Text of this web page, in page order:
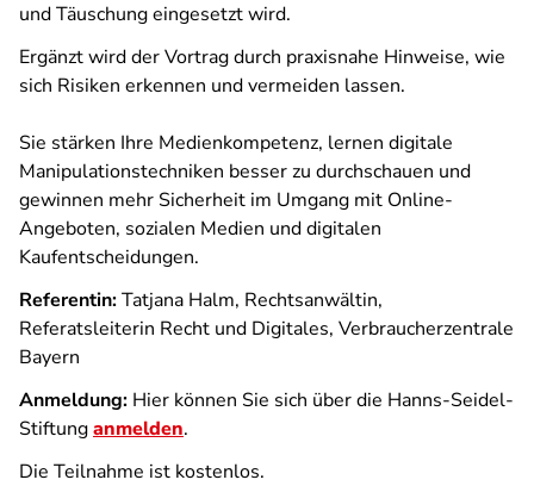
und Täuschung eingesetzt wird.
Ergänzt wird der Vortrag durch praxisnahe Hinweise, wie
sich Risiken erkennen und vermeiden lassen.
Sie stärken Ihre Medienkompetenz, lernen digitale
Manipulationstechniken besser zu durchschauen und
gewinnen mehr Sicherheit im Umgang mit Online-
Angeboten, sozialen Medien und digitalen
Kaufentscheidungen.
Referentin:Tatjana Halm, Rechtsanwältin,
Referatsleiterin Recht und Digitales, Verbraucherzentrale
Bayern
Anmeldung: Hier können Sie sich über die Hanns-Seidel-
Stiftunganmelden.
Die Teilnahme ist kostenlos.